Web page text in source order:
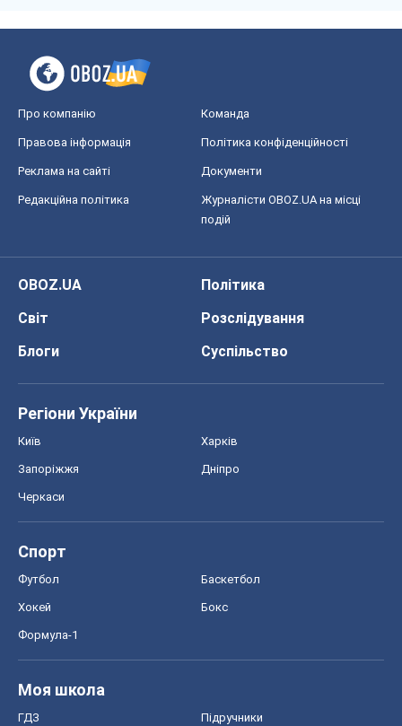
Про компанію Команда
Правова інформація Політика конфіденційності
Реклама на сайті Документи
Редакційна політика
Журналісти OBOZ.UA на місці
подій
OBOZ.UA
Політика
Світ
Розслідування
Блоги
Суспільство
Регіони України
Київ Харків
Запоріжжя Дніпро
Черкаси
Спорт
Футбол Баскетбол
Хокей Бокс
Формула-1
Моя школа
ГДЗ Підручники